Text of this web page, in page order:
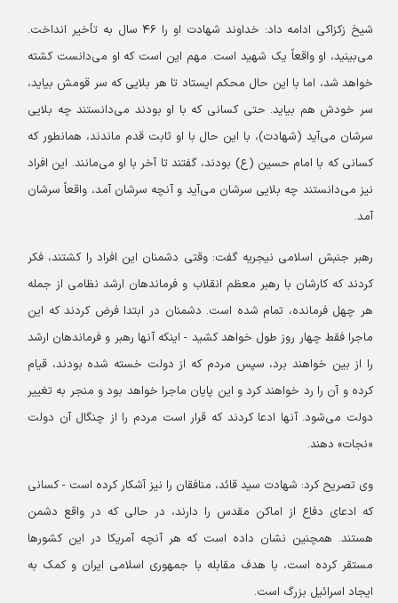
شیخ زکزاکی ادامه داد: خداوند شهادت او را ۴۶ سال به تأخیر انداخت.
می‌بینید، او واقعاً یک شهید است. مهم این است که او می‌دانست کشته
خواهد شد، اما با این حال محکم ایستاد تا هر بلایی که سر قومش بیاید،
سر خودش هم بیاید. حتی کسانی که با او بودند می‌دانستند چه بلایی
سرشان می‌آید (شهادت)، با این حال با او ثابت قدم ماندند، همانطور که
کسانی که با امام حسین (ع) بودند، گفتند تا آخر با او می‌مانند. این افراد
نیز می‌دانستند چه بلایی سرشان می‌آید و آنچه سرشان آمد، واقعاً سرشان
آمد.
رهبر جنبش اسلامی نیجریه گفت: وقتی دشمنان این افراد را کشتند، فکر
کردند که کارشان با رهبر معظم انقلاب و فرماندهان ارشد نظامی از جمله
هر چهل فرمانده، تمام شده است. دشمنان در ابتدا فرض کردند که این
ماجرا فقط چهار روز طول خواهد کشید - اینکه آنها رهبر و فرماندهان ارشد
را از بین خواهند برد، سپس مردم که از دولت خسته شده بودند، قیام
کرده و آن را رد خواهند کرد و این پایان ماجرا خواهد بود و منجر به تغییر
دولت می‌شود. آنها ادعا کردند که قرار است مردم را از چنگال آن دولت
«نجات» دهند.
وی تصریح کرد: شهادت سید قائد، منافقان را نیز آشکار کرده است - کسانی
که ادعای دفاع از اماکن مقدس را دارند، در حالی که در واقع دشمن
هستند. همچنین نشان داده است که هر آنچه آمریکا در این کشورها
مستقر کرده است، با هدف مقابله با جمهوری اسلامی ایران و کمک به
ایجاد اسرائیل بزرگ است.